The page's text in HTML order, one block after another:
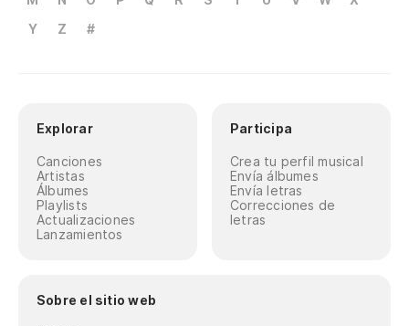
Y
Z #
Explorar
Canciones
Artistas
Álbumes
Playlists
Actualizaciones
Lanzamientos
Participa
Crea tu perfil musical
Envía álbumes
Envía letras
Correcciones de
letras
Sobre el sitio web